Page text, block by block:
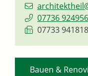
07736
07733 941818
Bauen &